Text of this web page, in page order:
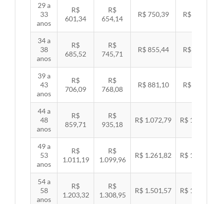
29 a
33
anos
R$
601,34
R$
654,14
R$ 750,39 R$ 773,29
34 a
38
anos
R$
685,52
R$
745,71
R$ 855,44 R$ 881,54
39 a
43
anos
R$
706,09
R$
768,08
R$ 881,10 R$ 907,99
44 a
48
anos
R$
859,71
R$
935,18
R$ 1.072,79 R$ 1.105,53
49 a
53
anos
R$
1.011,19
R$
1.099,96
R$ 1.261,82 R$ 1.300,32
54 a
58
anos
R$
1.203,32
R$
1.308,95
R$ 1.501,57 R$ 1.547,38